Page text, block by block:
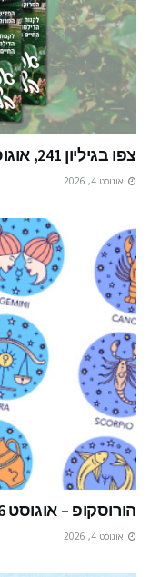
צפו בגיליון 241, אוגוסט 2026
אוגוסט 4, 2026
הורוסקופ – אוגוסט 2026
אוגוסט 4, 2026